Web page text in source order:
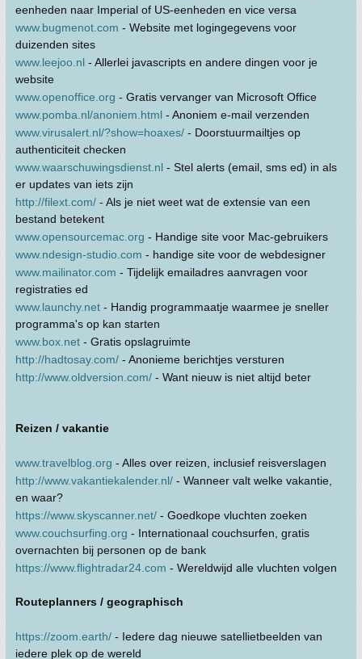
eenheden naar Imperial of US-eenheden en vice versa
www.bugmenot.com - Website met logingegevens voor
duizenden sites
www.leejoo.nl - Allerlei javascripts en andere dingen voor je
website
www.openoffice.org - Gratis vervanger van Microsoft Office
www.pomba.nl/anoniem.html - Anoniem e-mail verzenden
www.virusalert.nl/?show=hoaxes/ - Doorstuurmailtjes op
authenticiteit checken
www.waarschuwingsdienst.nl - Stel alerts (email, sms ed) in als
er updates van iets zijn
http://filext.com/ - Als je niet weet wat de extensie van een
bestand betekent
www.opensourcemac.org - Handige site voor Mac-gebruikers
www.ndesign-studio.com - handige site voor de webdesigner
www.mailinator.com - Tijdelijk emailadres aanvragen voor
registraties ed
www.launchy.net - Handig programmaatje waarmee je sneller
programma's op kan starten
www.box.net - Gratis opslagruimte
http://hadtosay.com/ - Anonieme berichtjes versturen
http://www.oldversion.com/ - Want nieuw is niet altijd beter
Reizen / vakantie
www.travelblog.org - Alles over reizen, inclusief reisverslagen
http://www.vakantiekalender.nl/ - Wanneer valt welke vakantie,
en waar?
https://www.skyscanner.net/ - Goedkope vluchten zoeken
www.couchsurfing.org - Internationaal couchsurfen, gratis
overnachten bij personen op de bank
https://www.flightradar24.com - Wereldwijd alle vluchten volgen
Routeplanners / geographisch
https://zoom.earth/ - Iedere dag nieuwe satellietbeelden van
iedere plek op de wereld